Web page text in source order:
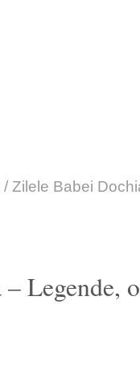
/ Zilele Babei
Legende,